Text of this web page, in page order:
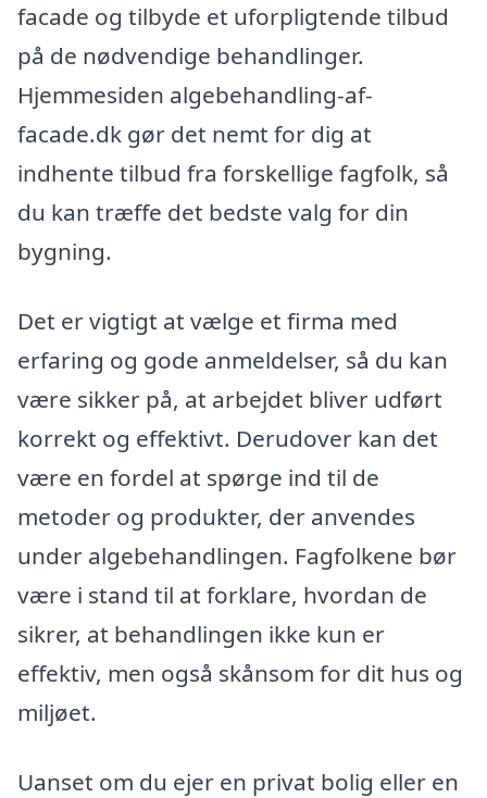
facade og tilbyde et uforpligtende tilbud
på de nødvendige behandlinger.
Hjemmesiden algebehandling-af-
facade.dk gør det nemt for dig at
indhente tilbud fra forskellige fagfolk, så
du kan træffe det bedste valg for din
bygning.
Det er vigtigt at vælge et firma med
erfaring og gode anmeldelser, så du kan
være sikker på, at arbejdet bliver udført
korrekt og effektivt. Derudover kan det
være en fordel at spørge ind til de
metoder og produkter, der anvendes
under algebehandlingen. Fagfolkene bør
være i stand til at forklare, hvordan de
sikrer, at behandlingen ikke kun er
effektiv, men også skånsom for dit hus og
miljøet.
Uanset om du ejer en privat bolig eller en